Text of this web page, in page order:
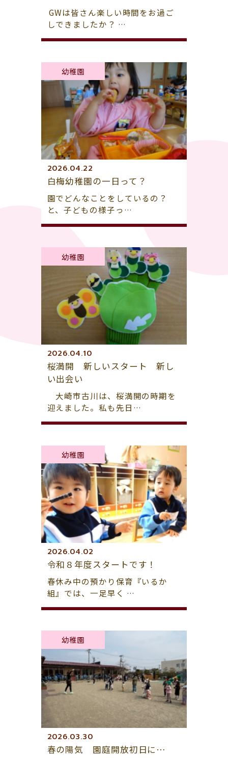
GWは皆さん楽しい時間をお過ご
しできましたか？ …
2026.04.22
白梅幼稚園の一日って？
園でどんなことをしているの？
と、子どもの様子っ…
幼稚園
2026.04.10
桜満開 新しいスタート 新し
い出会い
大崎市古川は、桜満開の時期を
迎えました。私も先日…
幼稚園
2026.04.02
令和８年度スタートです！
春休み中の預かり保育『いるか
組』では、一足早く …
幼稚園
2026.03.30
春の陽気 園庭開放初日に…
幼稚園